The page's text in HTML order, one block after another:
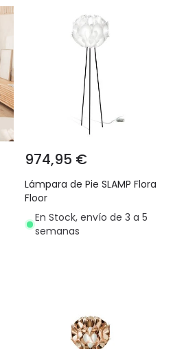
974,95 €
Lámpara de Pie SLAMP Flora
Floor
En Stock, envío de 3 a 5
semanas